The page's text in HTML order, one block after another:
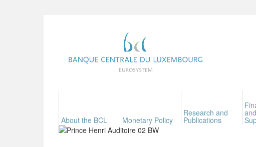
About the BCL Monetary Policy
Research and
Publications